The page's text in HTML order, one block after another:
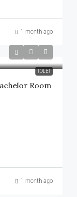
1 month ago
TOLET
Room
1 month ago